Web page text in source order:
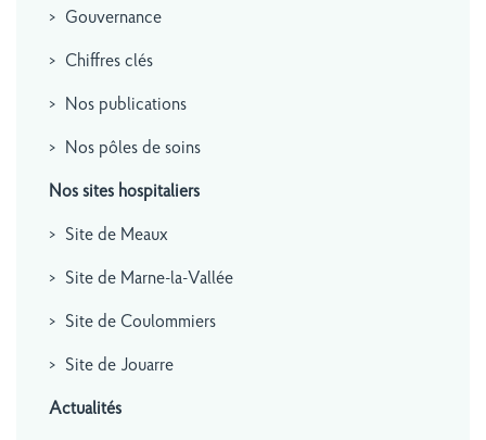
Gouvernance
Chiffres clés
Nos publications
Nos pôles de soins
Nos sites hospitaliers
Site de Meaux
Site de Marne-la-Vallée
Site de Coulommiers
Site de Jouarre
Actualités